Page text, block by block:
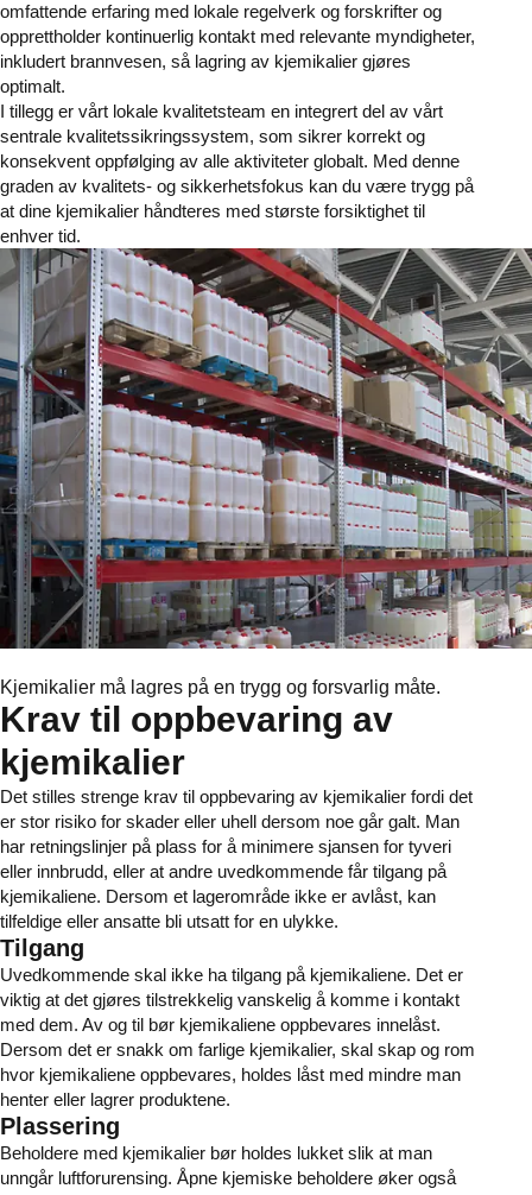
omfattende erfaring med lokale regelverk og forskrifter og
opprettholder kontinuerlig kontakt med relevante myndigheter,
inkludert brannvesen, så lagring av kjemikalier gjøres
optimalt.
I tillegg er vårt lokale kvalitetsteam en integrert del av vårt
sentrale kvalitetssikringssystem, som sikrer korrekt og
konsekvent oppfølging av alle aktiviteter globalt. Med denne
graden av kvalitets- og sikkerhetsfokus kan du være trygg på
at dine kjemikalier håndteres med største forsiktighet til
enhver tid.
Kjemikalier må lagres på en trygg og forsvarlig måte.
Krav til oppbevaring av
kjemikalier
Det stilles strenge krav til oppbevaring av kjemikalier fordi det
er stor risiko for skader eller uhell dersom noe går galt. Man
har retningslinjer på plass for å minimere sjansen for tyveri
eller innbrudd, eller at andre uvedkommende får tilgang på
kjemikaliene. Dersom et lagerområde ikke er avlåst, kan
tilfeldige eller ansatte bli utsatt for en ulykke.
Tilgang
Uvedkommende skal ikke ha tilgang på kjemikaliene. Det er
viktig at det gjøres tilstrekkelig vanskelig å komme i kontakt
med dem. Av og til bør kjemikaliene oppbevares innelåst.
Dersom det er snakk om farlige kjemikalier, skal skap og rom
hvor kjemikaliene oppbevares, holdes låst med mindre man
henter eller lagrer produktene.
Plassering
Beholdere med kjemikalier bør holdes lukket slik at man
unngår luftforurensing. Åpne kjemiske beholdere øker også